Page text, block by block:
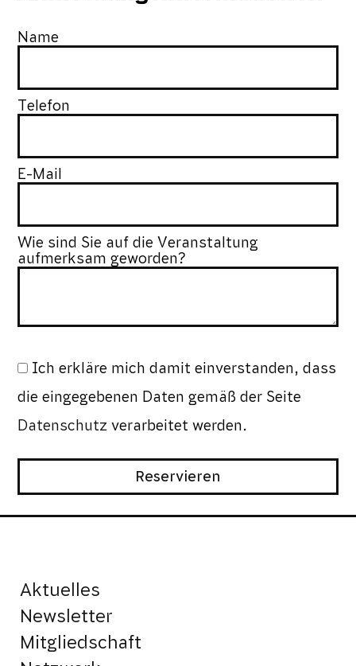
Name
Telefon
E-Mail
Wie sind Sie auf die Veranstaltung
aufmerksam geworden?
Ich erkläre mich damit einverstanden, dass
die eingegebenen Daten gemäß der Seite
Datenschutz verarbeitet werden.
Aktuelles
Newsletter
Mitgliedschaft